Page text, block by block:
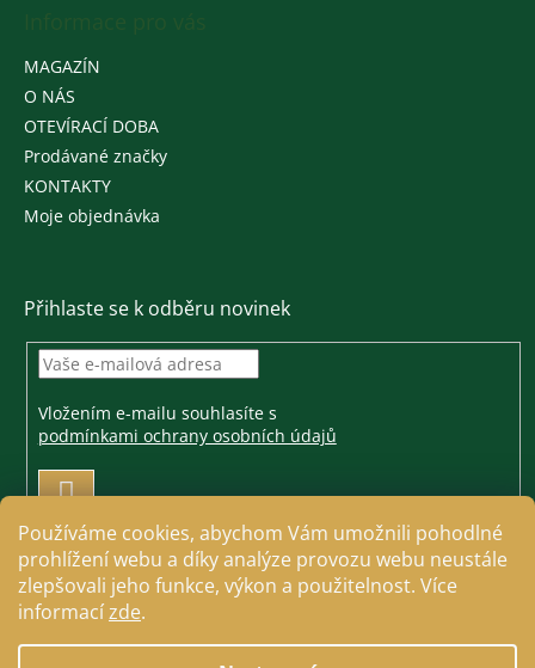
Používáme cookies, abychom Vám umožnili pohodlné
prohlížení webu a díky analýze provozu webu neustále
zlepšovali jeho funkce, výkon a použitelnost. Více
informacízde.
MAGAZÍN
O NÁS
OTEVÍRACÍ DOBA
Prodávané značky
KONTAKTY
Moje objednávka
Přihlaste se k odběru novinek
Vložením e-mailu souhlasíte s
podmínkami ochrany osobních údajů
PŘIHLÁSIT